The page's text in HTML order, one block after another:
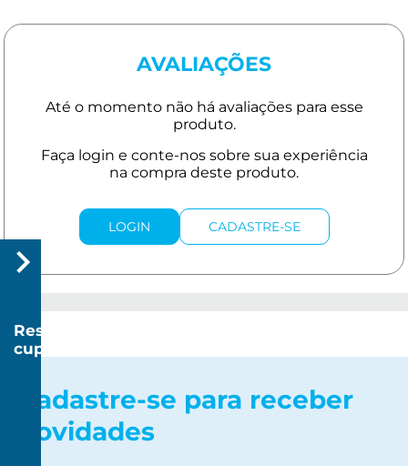
AVALIAÇÕES
LOGIN CADASTRE-SE
Cadastre-se para receber
novidades
Resgatar
cupom